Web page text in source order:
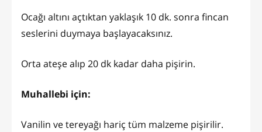
Ocağı altını açtıktan yaklaşık 10 dk. sonra fincan
seslerini duymaya başlayacaksınız.
Orta ateşe alıp 20 dk kadar daha pişirin.
Muhallebi için:
Vanilin ve tereyağı hariç tüm malzeme pişirilir.